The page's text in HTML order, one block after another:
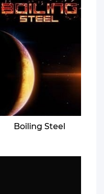
Boiling Steel